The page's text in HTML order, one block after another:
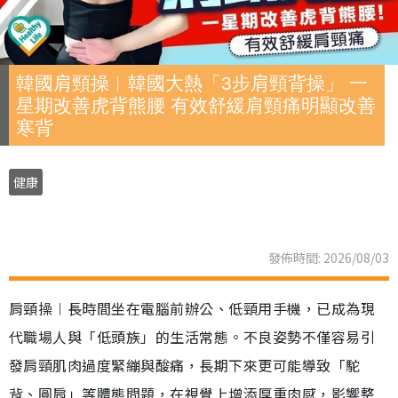
韓國肩頸操︱韓國大熱「3步肩頸背操」 一
星期改善虎背熊腰 有效舒緩肩頸痛明顯改善
寒背
健康
發佈時間: 2026/08/03
肩頸操︱長時間坐在電腦前辦公、低頸用手機，已成為現
代職場人與「低頭族」的生活常態。不良姿勢不僅容易引
發肩頸肌肉過度緊繃與酸痛，長期下來更可能導致「駝
背、圓肩」等體態問題，在視覺上增添厚重肉感，影響整